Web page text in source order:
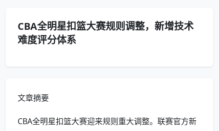
CBA全明星扣篮大赛规则调整，新增技术
难度评分体系
文章摘要
CBA全明星扣篮大赛迎来规则重大调整。联赛官方新